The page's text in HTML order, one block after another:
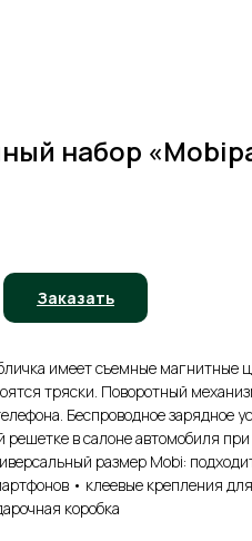
набор
Заказать
имеет съемные магнитные
тряски. Поворотный
Беспроводное зарядное
решетке в салоне автомобиля
размер Mobi:
• клеевые крепления
коробка